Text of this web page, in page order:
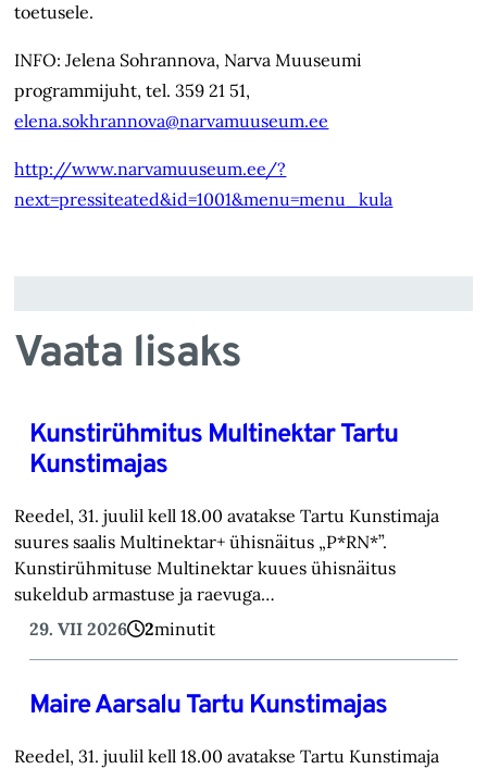
toetusele.
INFO: Jelena Sohrannova, Narva Muuseumi
programmijuht, tel. 359 21 51,
elena.sokhrannova@narvamuuseum.ee
http://www.narvamuuseum.ee/?
next=pressiteated&id=1001&menu=menu_kula
Vaata lisaks
Kunstirühmitus Multinektar Tartu
Kunstimajas
Reedel, 31. juulil kell 18.00 avatakse Tartu Kunstimaja
suures saalis Multinektar+ ühisnäitus „P*RN*”.
Kunstirühmituse Multinektar kuues ühisnäitus
sukeldub armastuse ja raevuga…
29. VII 2026
2minutit
Maire Aarsalu Tartu Kunstimajas
Reedel, 31. juulil kell 18.00 avatakse Tartu Kunstimaja